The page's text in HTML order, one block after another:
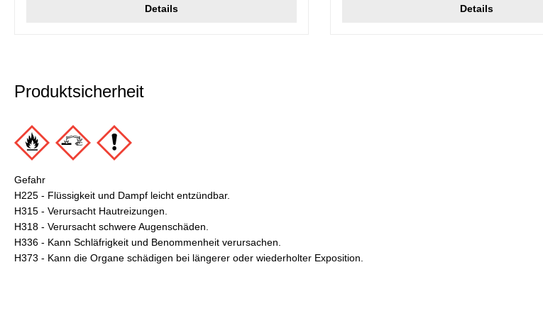
Details Details
Produktsicherheit
Gefahr
H225 - Flüssigkeit und Dampf leicht entzündbar.
H315 - Verursacht Hautreizungen.
H318 - Verursacht schwere Augenschäden.
H336 - Kann Schläfrigkeit und Benommenheit verursachen.
H373 - Kann die Organe schädigen bei längerer oder wiederholter Exposition.